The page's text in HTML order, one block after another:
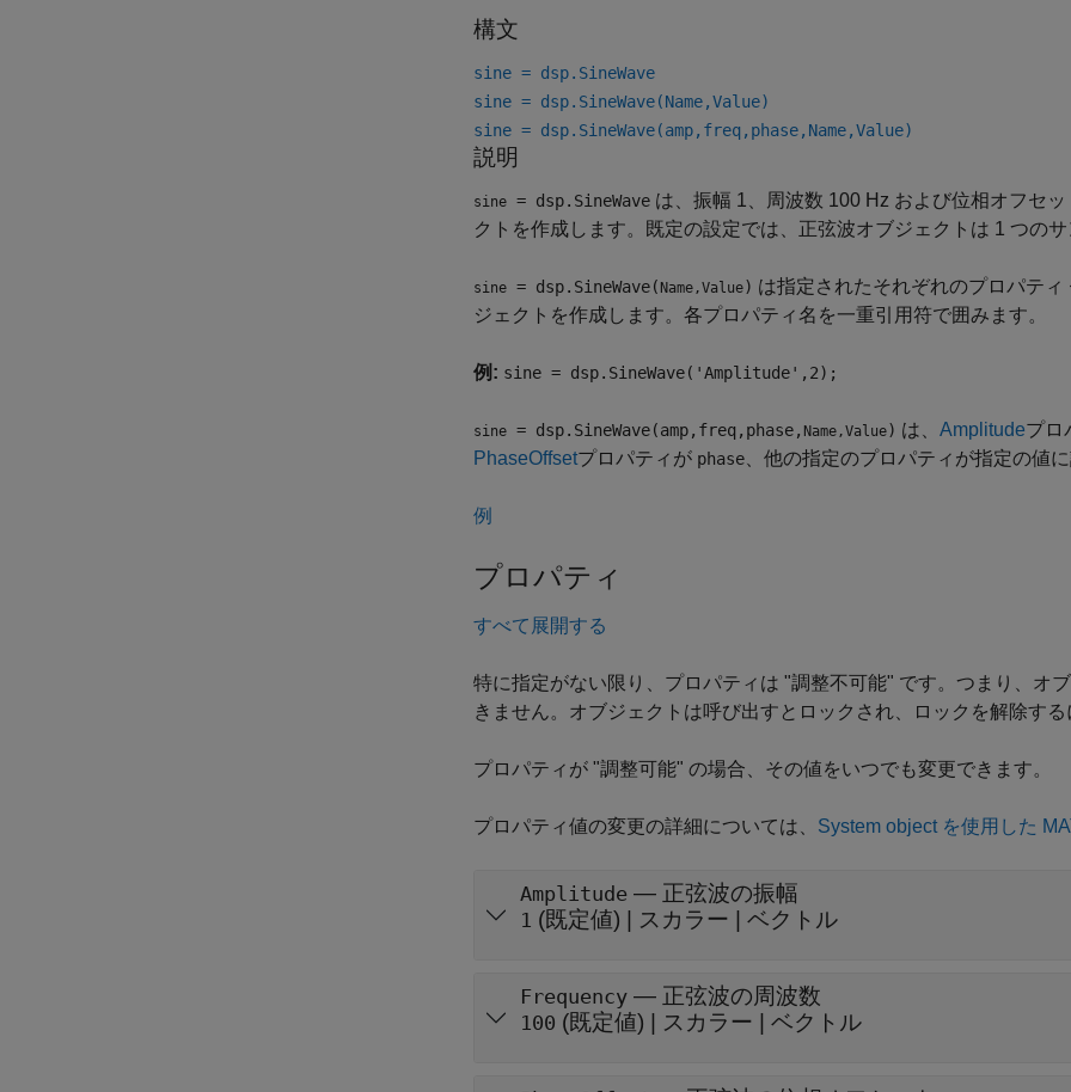
構文
sine = dsp.SineWave
sine = dsp.SineWave(Name,Value)
sine = dsp.SineWave(amp,freq,phase,Name,Value)
説明
sine = dsp.SineWave は、振幅 1、周波数 100 Hz および位相オフセ
クトを作成します。既定の設定では、正弦波オブジェクトは 1 つの
sine = dsp.SineWave( Name,Value) は指定されたそれぞれのプロパテ
ジェクトを作成します。各プロパティ名を一重引用符で囲みます。
例: sine = dsp.SineWave('Amplitude',2);
sine = dsp.SineWave(amp,freq,phase, Name,Value) は、 Amplitudeプロ
PhaseOffsetプロパティが phase 、他の指定のプロパティが指定の値
例
プロパティ
すべて展開する
特に指定がない限り、プロパティは "調整不可能" です。つまり、オ
きません。オブジェクトは呼び出すとロックされ、ロックを解除す
プロパティが "調整可能" の場合、その値をいつでも変更できます。
プロパティ値の変更の詳細については、 System object を使用した
Amplitude — 正弦波の振幅
1 (既定値) | スカラー ベクトル
Frequency — 正弦波の周波数
100 (既定値) | スカラー ベクトル